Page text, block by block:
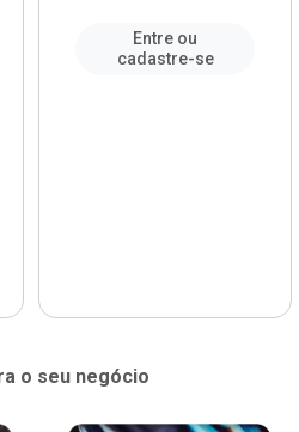
Entre ou
cadastre-se
o seu negócio